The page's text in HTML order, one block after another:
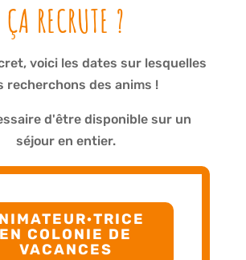
ÇA RECRUTE ?
voici les dates sur lesquelles
recherchons des anims !
d'être disponible sur un
séjour en entier.
EN COLONIE DE
VACANCES